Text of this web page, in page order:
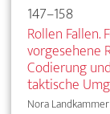
147–158
Rollen
vorgesehene
Codierung
taktische
Nora Landkammer